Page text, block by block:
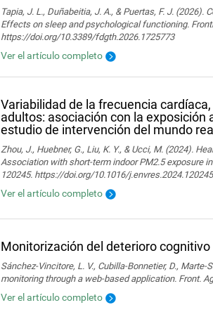
Tapia, J. L., Duñabeitia, J. A., & Puertas, F. J.
Effects on sleep and psychological functioning.
https://doi.org/10.3389/fdgth.2026.1725773
Ver el artículo completo
Variabilidad de la frecuencia
adultos: asociación con la exposición
estudio de intervención del mundo
Zhou, J., Huebner, G., Liu, K. Y., & Ucci, M. (2024).
Association with short-term indoor PM2.5 exposure
120245. https://doi.org/10.1016/j.envres.2024.120245
Ver el artículo completo
Monitorización del deterioro
Sánchez-Vincitore, L. V., Cubilla-Bonnetier, D.,
monitoring through a web-based application. Front.
Ver el artículo completo